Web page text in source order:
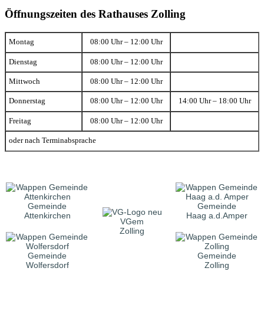
Öffnungszeiten des Rathauses Zolling
Montag 08:00 Uhr – 12:00 Uhr
Dienstag 08:00 Uhr – 12:00 Uhr
Mittwoch 08:00 Uhr – 12:00 Uhr
Donnerstag 08:00 Uhr – 12:00 Uhr 14:00 Uhr – 18:00 Uhr
Freitag 08:00 Uhr – 12:00 Uhr
oder nach Terminabsprache
Gemeinde
Attenkirchen
VGem
Zolling
Gemeinde
Haag a.d.Amper
Gemeinde
Wolfersdorf
Gemeinde
Zolling